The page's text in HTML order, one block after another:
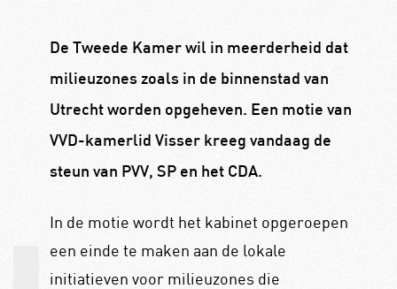
De Tweede Kamer wil in meerderheid dat
milieuzones zoals in de binnenstad van
Utrecht worden opgeheven. Een motie van
VVD-kamerlid Visser kreeg vandaag de
steun van PVV, SP en het CDA.
In de motie wordt het kabinet opgeroepen
een einde te maken aan de lokale
initiatieven voor milieuzones die